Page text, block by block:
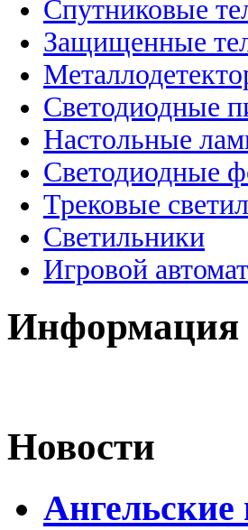
Спутниковые
Защищенные
Светодиодные
Настольные
Светодиодные
Трековые
Светильники
Игровой
Информация
Новости
Ангельские